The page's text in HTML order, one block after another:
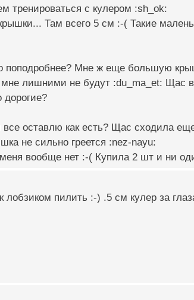
тренироваться с кулером :sh_ok:
Там всего 5 см :-( Такие
Мне ж еще большую
лишними не будут :du_ma_et: Щас
оставлю как есть? Щас сходила
не сильно греется :nez-nayu:
вообще нет :-( Купила 2 шт и ни
лобзиком пилить :-) .5 см кулер за